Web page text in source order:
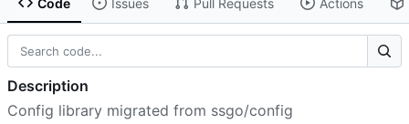
Description
Config library migrated from ssgo/config